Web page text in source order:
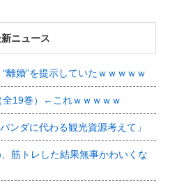
ニュース
離婚”を提示していたｗｗｗｗｗ
19巻）←これｗｗｗｗｗ
ンダに代わる観光資源考えて」
筋トレした結果無事かわいくな